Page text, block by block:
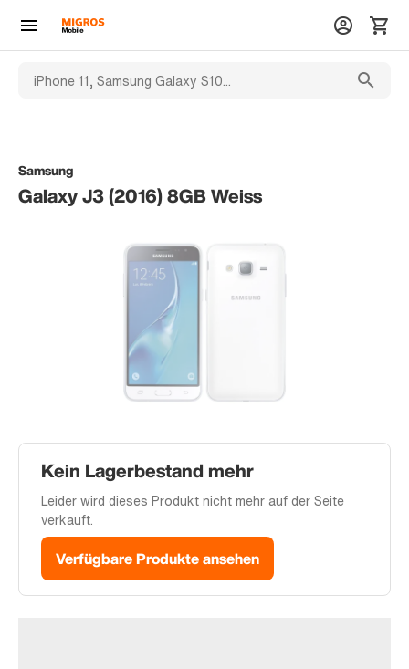
Samsung
Galaxy J3 (2016) 8GB Weiss
Kein Lagerbestand mehr
Leider wird dieses Produkt nicht mehr auf der Seite
verkauft.
Verfügbare Produkte ansehen